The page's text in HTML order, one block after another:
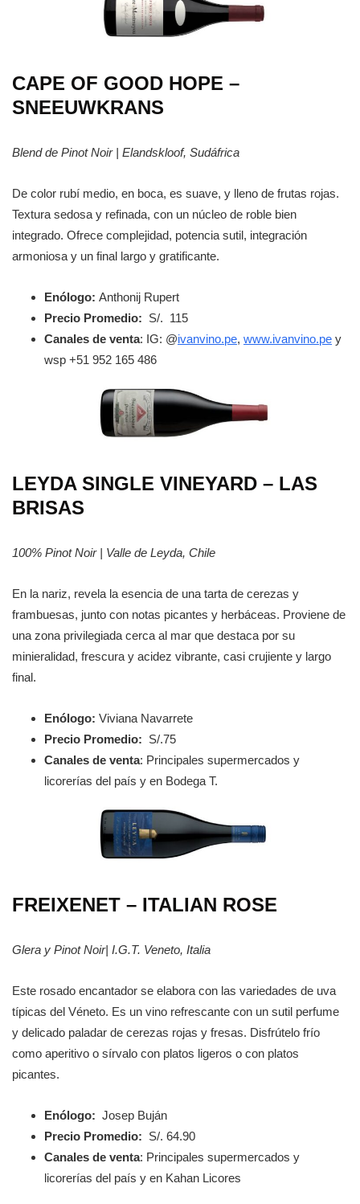
CAPE OF GOOD HOPE –
SNEEUWKRANS
Blend de Pinot Noir | Elandskloof, Sudáfrica
De color rubí medio, en boca, es suave, y lleno de frutas rojas.
Textura sedosa y refinada, con un núcleo de roble bien
integrado. Ofrece complejidad, potencia sutil, integración
armoniosa y un final largo y gratificante.
Enólogo: Anthonij Rupert
Precio Promedio: S/. 115
Canales de venta: IG: @ivanvino.pe, www.ivanvino.pe y
wsp ‪+51 952 165 486
LEYDA SINGLE VINEYARD – LAS
BRISAS
100% Pinot Noir | Valle de Leyda, Chile
En la nariz, revela la esencia de una tarta de cerezas y
frambuesas, junto con notas picantes y herbáceas. Proviene de
una zona privilegiada cerca al mar que destaca por su
minieralidad, frescura y acidez vibrante, casi crujiente y largo
final.
Enólogo: Viviana Navarrete
Precio Promedio: S/.75
Canales de venta: Principales supermercados y
licorerías del país y en Bodega T.
FREIXENET – ITALIAN ROSE
Glera y Pinot Noir| I.G.T. Veneto, Italia
Este rosado encantador se elabora con las variedades de uva
típicas del Véneto. Es un vino refrescante con un sutil perfume
y delicado paladar de cerezas rojas y fresas. Disfrútelo frío
como aperitivo o sírvalo con platos ligeros o con platos
picantes.
Enólogo: Josep Buján
Precio Promedio: S/. 64.90
Canales de venta: Principales supermercados y
licorerías del país y en Kahan Licores